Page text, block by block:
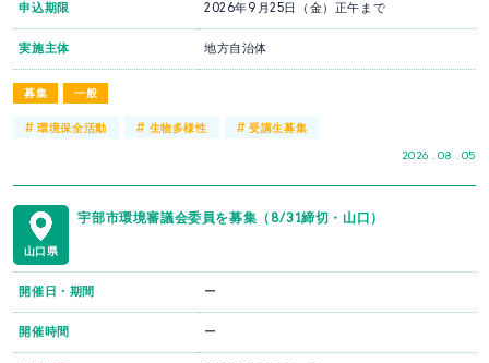
募集 一般
2026 . 08 . 05
申込期限 2026年9月25日（金）正午まで
実施主体 地方自治体
#環境保全活動 # 生物多様性 #受講生募集
山口県
宇部市環境審議会委員を募集（8/31締切・山口）
開催日・期間 ー
開催時間 ー